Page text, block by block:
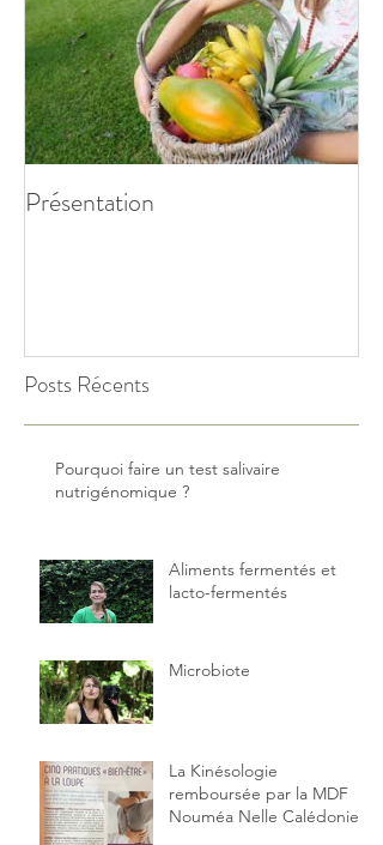
Présentation
Posts Récents
Pourquoi faire un test salivaire
nutrigénomique ?
Aliments fermentés et
lacto-fermentés
Microbiote
La Kinésologie
remboursée par la MDF
Nouméa Nelle Calédonie